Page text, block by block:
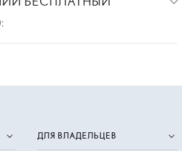
ДЛЯ ВЛАДЕЛЬЦЕВ